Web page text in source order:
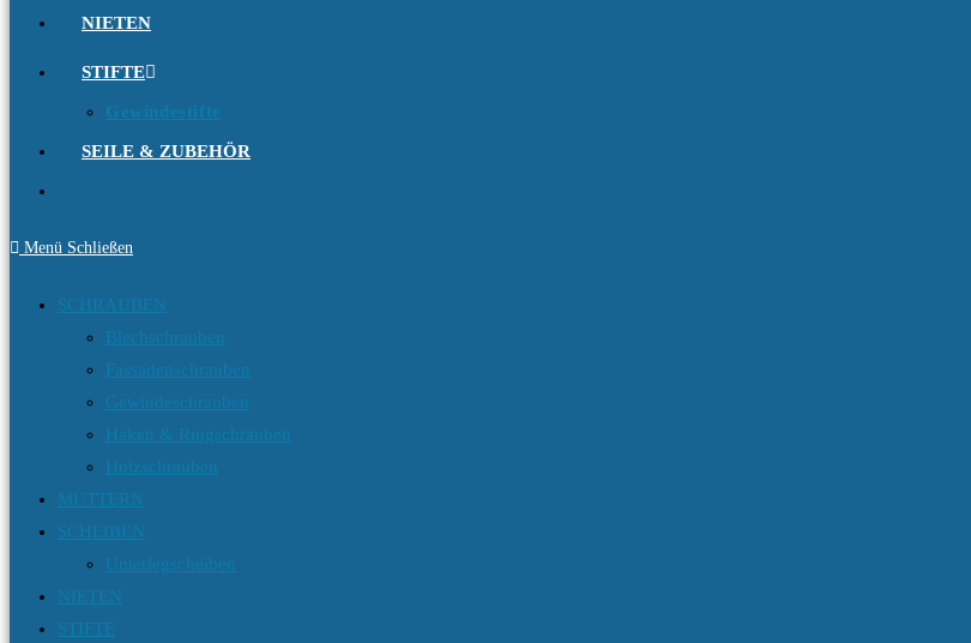
NIETEN
STIFTE
Gewindestifte
SEILE & ZUBEHÖR
Menü Schließen
SCHRAUBEN
Blechschrauben
Fassadenschrauben
Gewindeschrauben
Haken & Ringschrauben
Holzschrauben
MUTTERN
SCHEIBEN
Unterlegscheiben
NIETEN
STIFTE